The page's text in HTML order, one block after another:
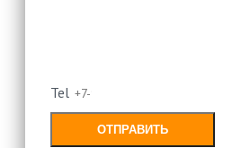
Tel
ОТПРАВИТЬ